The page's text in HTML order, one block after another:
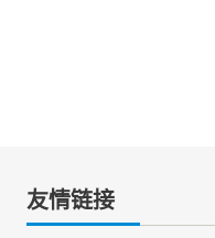
友情链接